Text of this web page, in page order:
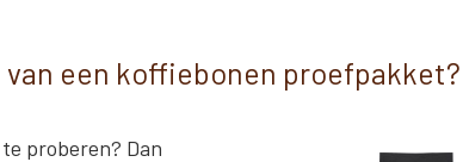
een koffiebonen proefpakket?
proberen? Dan